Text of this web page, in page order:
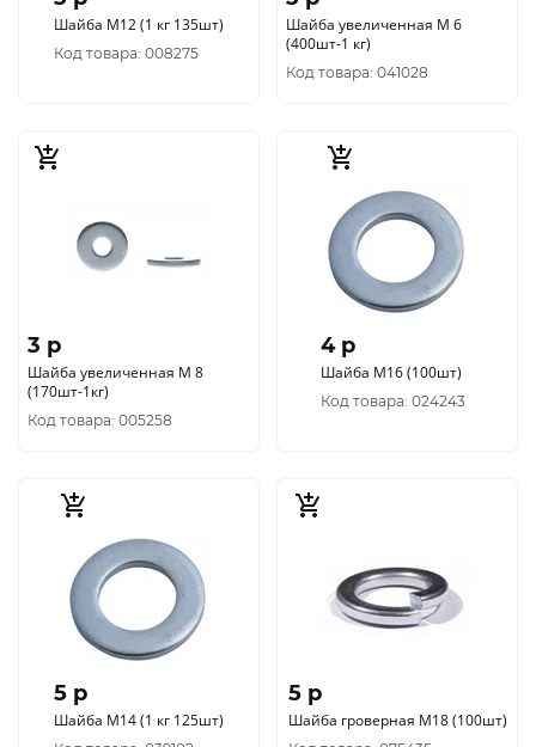
Шайба М12 (1 кг 135шт)
Код товара: 008275
Шайба увеличенная М 6
(400шт-1 кг)
Код товара: 041028
3 p
Шайба увеличенная М 8
(170шт-1кг)
Код товара: 005258
4 p
Шайба М16 (100шт)
Код товара: 024243
5 p
Шайба М14 (1 кг 125шт)
5 p
Шайба гроверная М18 (100шт)